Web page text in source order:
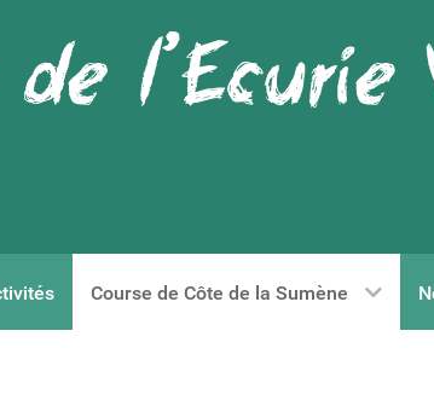
Course de Côte de la Sumène